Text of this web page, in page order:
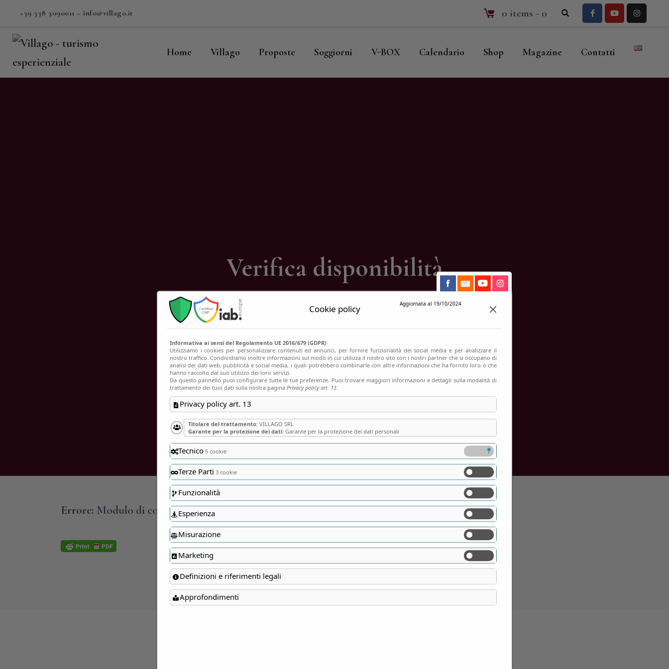
+39 338 3090011 – info@villago.it 0 items - 0
Home Villago Proposte Soggiorni V-BOX Calendario Shop Magazine Contatti
Verifica disponibilità
Errore: Modulo di contatto non trovato.
Cookie policy Aggiornata al 19/10/2024
Informativa ai sensi del Regolamento UE 2016/679 (GDPR)
Utilizziamo i cookies per personalizzare contenuti ed annunci, per fornire funzionalità dei social media e per analizzare il
nostro traffico. Condividiamo inoltre informazioni sul modo in cui utilizza il nostro sito con i nostri partner che si occupano di
analisi dei dati web, pubblicità e social media, i quali potrebbero combinarle con altre informazioni che ha fornito loro o che
hanno raccolto dal suo utilizzo dei loro servizi.
Da questo pannello puoi configurare tutte le tue preferenze. Puoi trovare maggiori informazioni e dettagli sulla modalità di
trattamento dei tuoi dati sulla nostra pagina Privacy policy art. 13.
Privacy policy art. 13
Titolare del trattamento: VILLAGO SRL
Garante per la protezione dei dati: Garante per la protezione dei dati personali
Tecnico 5 cookie
Terze Parti 3 cookie
Funzionalità
Esperienza
Misurazione
Marketing
Definizioni e riferimenti legali
Approfondimenti